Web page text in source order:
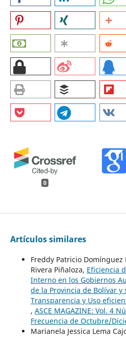
0
Artículos similares
Freddy Patricio
Rivera Piñaloza, Eficiencia
Interno en los Gobiernos
de la Provincia de Bolívar
Transparencia y Uso
, ASCE MAGAZINE: Vol. 4
Frecuencia de Octubre/
Marianela Jessica Lema